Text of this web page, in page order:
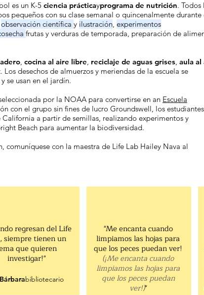
es un K-5 ciencia prácticayprograma de nutrición. Todos
pequeños con su clase semanal o quincenalmente durante
observación científica y ilustración, experimentos
frutas y verduras de temporada, preparación de
, cocina al aire libre, reciclaje de aguas grises, aula al
. Los desechos de almuerzos y meriendas de la escuela se
se usan en el jardín.
por la NOAA para convertirse en an Escuela
con el grupo sin fines de lucro Groundswell, los estudiantes
a partir de semillas, realizando experimentos y
Beach para aumentar la biodiversidad.
comuníquese con la maestra de Life Lab Hailey Nava al
regresan del Life
siempre tienen un
que quieren
investigar!"
Bárbarabibliotecario
"Me encanta cuando
limpiamos las hojas para
que los peces puedan ver!
(¡Me encanta cuando
limpiamos las hojas para
que los peces puedan
ver!)"